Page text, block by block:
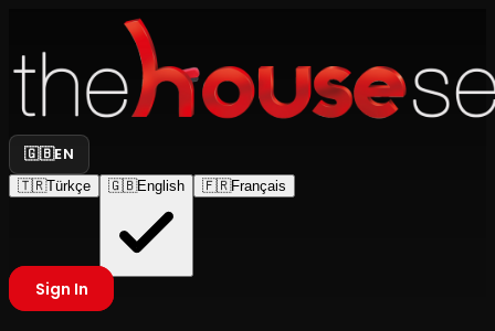
🇬🇧EN
🇹🇷Türkçe 🇬🇧English 🇫🇷Français
Sign In